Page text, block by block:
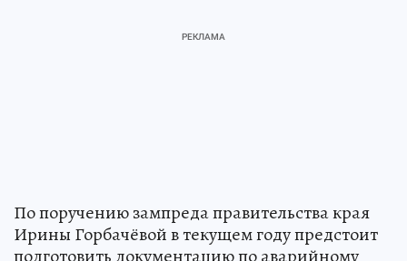
По поручению зампреда правительства края
Ирины Горбачёвой в текущем году предстоит
подготовить документацию по аварийному